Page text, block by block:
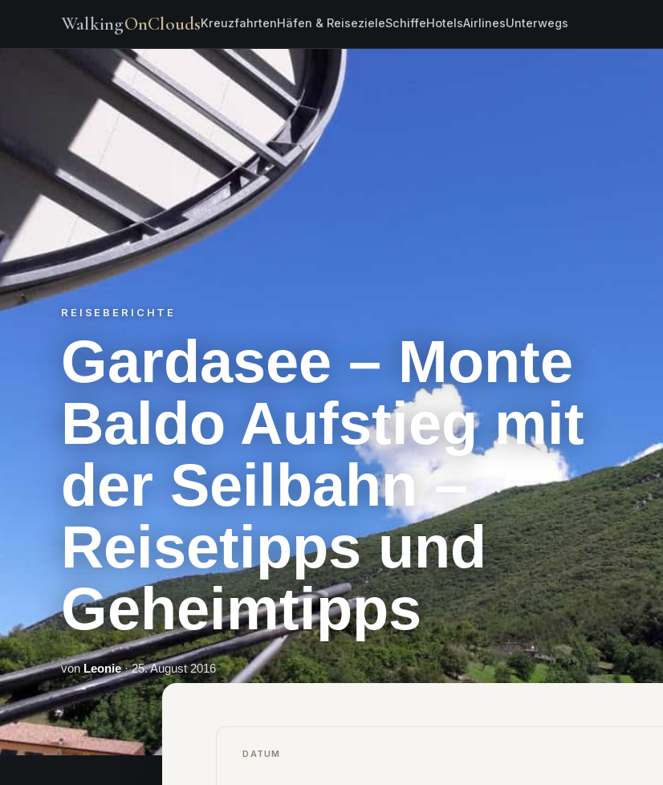
WalkingOnCloudsKreuzfahrtenHäfen & ReisezieleSchiffeHotelsAirlinesUnterwegs
REISEBERICHTE
Gardasee – Monte
Baldo Aufstieg mit
der Seilbahn –
Reisetipps und
Geheimtipps
vonLeonie· 25. August 2016
DATUM